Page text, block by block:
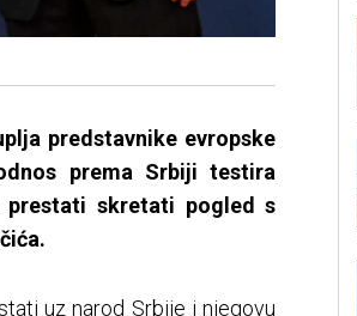
predstavnike evropske
prema Srbiji testira
prestati skretati pogled s
uz narod Srbije i njegovu